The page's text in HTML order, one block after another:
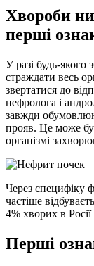
Хвороби
перші
У разі будь-
страждати весь
звертатися до
нефролога і
завжди
прояв. Це може
організмі
Через специфіку
частіше
4% хворих в
Перші